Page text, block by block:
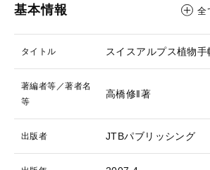
基本情報 全
タイトル スイスアルプス植物手
著編者等／著者名
等
高橋修‖著
出版者 JTBパブリッシング